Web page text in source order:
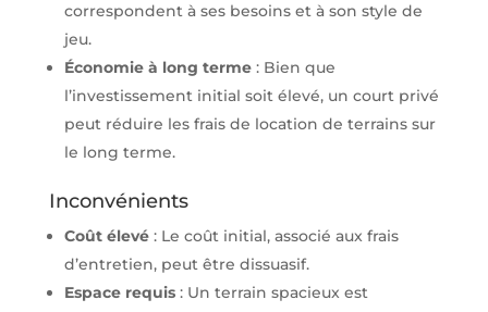
correspondent à ses besoins et à son style de
jeu.
Économie à long terme: Bien que
l’investissement initial soit élevé, un court privé
peut réduire les frais de location de terrains sur
le long terme.
Inconvénients
Coût élevé: Le coût initial, associé aux frais
d’entretien, peut être dissuasif.
Espace requis: Un terrain spacieux est